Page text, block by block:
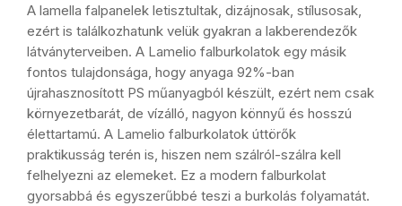
A lamella falpanelek letisztultak, dizájnosak, stílusosak,
ezért is találkozhatunk velük gyakran a lakberendezők
látványterveiben. A Lamelio falburkolatok egy másik
fontos tulajdonsága, hogy anyaga 92%-ban
újrahasznosított PS műanyagból készült, ezért nem csak
környezetbarát, de vízálló, nagyon könnyű és hosszú
élettartamú. A Lamelio falburkolatok úttörők
praktikusság terén is, hiszen nem szálról-szálra kell
felhelyezni az elemeket. Ez a modern falburkolat
gyorsabbá és egyszerűbbé teszi a burkolás folyamatát.